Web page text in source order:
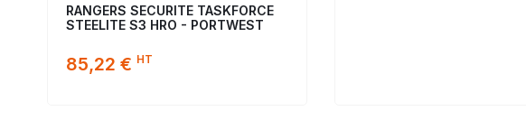
RANGERS SECURITE TASKFORCE
STEELITE S3 HRO - PORTWEST
85,22 € HT